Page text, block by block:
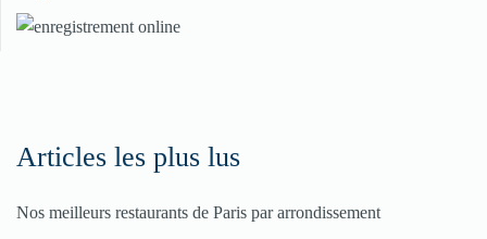
Pour
Articles les plus lus
Nos meilleurs restaurants de Paris par arrondissement